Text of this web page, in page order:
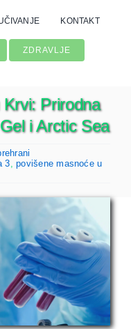
KONTAKT
ZDRAVLJE
Prirodna
i Arctic Sea
3 ,povišene masnoće u